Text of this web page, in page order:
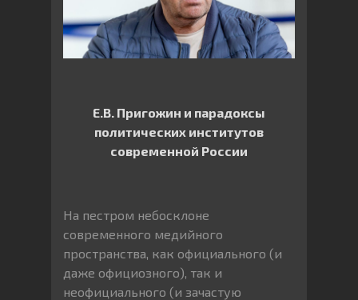
Е.В. Пригожин и парадоксы
политических институтов
современной России
На пестром небосклоне
современного медийного
пространства, как официального (и
даже официозного), так и
неофициального (и зачастую